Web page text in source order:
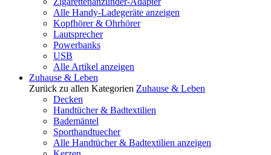
Alle Handy-Ladegeräte anzeigen
Kopfhörer & Ohrhörer
Lautsprecher
Powerbanks
USB
Alle Artikel anzeigen
Zuhause & Leben
Zurück zu allen Kategorien Zuhause & Leben
Decken
Handtücher & Badtextilien
Bademäntel
Sporthandtuecher
Alle Handtücher & Badtextilien anzeigen